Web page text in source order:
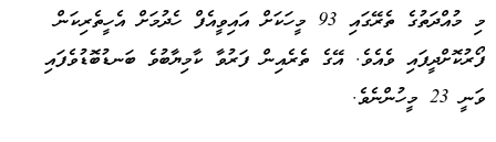
މި މުއްދަތުގެ ތެރޭގައި 93 މީހަކަށް އައިވީއެފް ހެދުމަށް އެހީތެރިކަން
ފޯރުކޮށްދީފައި ވެއެވެ. އޭގެ ތެރެއިން ފަރުވާ ކާމިޔާބުވެ ބަނޑުބޮޑުވެފައި
ވަނީ 23 މީހުންނެވެ.